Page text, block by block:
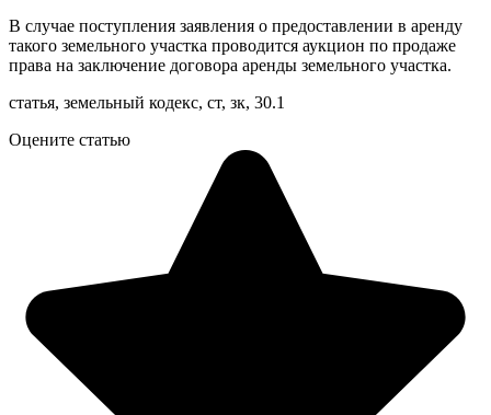
В случае поступления заявления о предоставлении в аренду
такого земельного участка проводится аукцион по продаже
права на заключение договора аренды земельного участка.
статья, земельный кодекс, ст, зк, 30.1
Оцените статью